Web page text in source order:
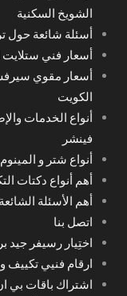
الشويخ السكنية
أسئلة شائعة حول
أسعار فني
أسعار مقوي
الكويت
أنواع الخدمات
فينشر
أنواع شتر و
أهم أنواع دكتات
أهم الأسئلة
اتصل بنا
اختِيار رسيفر جيد برمجة
ارقام فنيي تكييف
اشتراك باقات بي